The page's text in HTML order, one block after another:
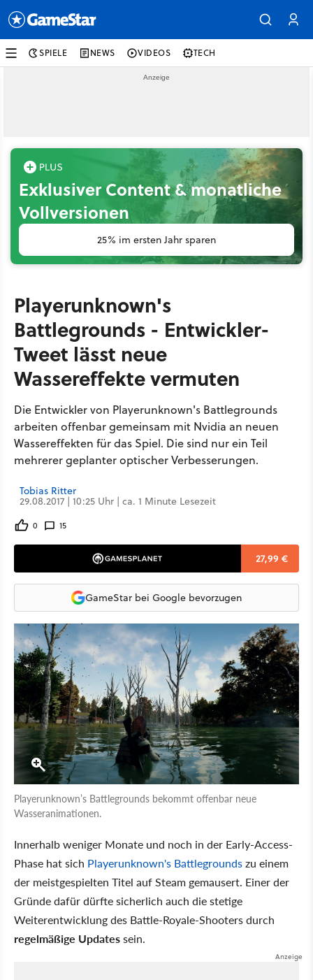
SPIELE NEWS VIDEOS TECH
Exklusiver Content & monatliche
Vollversionen
25% im ersten Jahr sparen
Playerunknown's
Battlegrounds - Entwickler-
Tweet lässt neue
Wassereffekte vermuten
Die Entwickler von Playerunknown's Battlegrounds
arbeiten offenbar gemeinsam mit Nvidia an neuen
Wassereffekten für das Spiel. Die sind nur ein Teil
mehrerer geplanter optischer Verbesserungen.
Tobias Ritter
29.08.2017 | 10:25 Uhr | ca. 1 Minute Lesezeit
0 15
27,99 €
GameStar bei Google bevorzugen
Playerunknown’s Battlegrounds bekommt offenbar neue
Wasseranimationen.
Innerhalb weniger Monate und noch in der Early-Access-
Phase hat sich Playerunknown's Battlegroundszu einem
der meistgespielten Titel auf Steam gemausert. Einer der
Gründe dafür dürfte sicherlich auch die stetige
Weiterentwicklung des Battle-Royale-Shooters durch
regelmäßige Updatessein.